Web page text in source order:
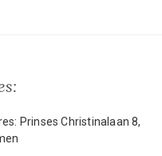
Prinses Christinalaan 8,